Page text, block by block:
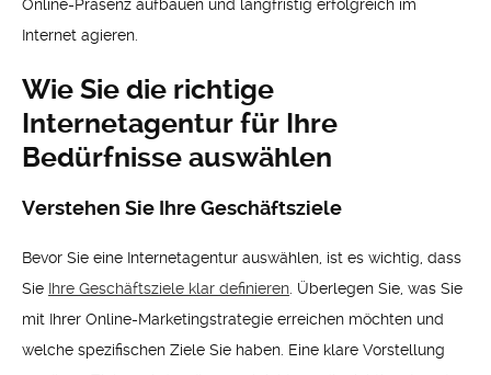
Online-Präsenz aufbauen und langfristig erfolgreich im
Internet agieren.
Wie Sie die richtige
Internetagentur für Ihre
Bedürfnisse auswählen
Verstehen Sie Ihre Geschäftsziele
Bevor Sie eine Internetagentur auswählen, ist es wichtig, dass
Sie Ihre Geschäftsziele klar definieren. Überlegen Sie, was Sie
mit Ihrer Online-Marketingstrategie erreichen möchten und
welche spezifischen Ziele Sie haben. Eine klare Vorstellung